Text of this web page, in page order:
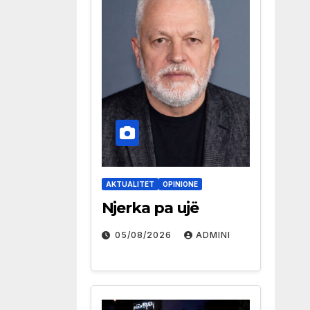
AKTUALITET OPINIONE
Njerka pa ujë
05/08/2026 ADMINI